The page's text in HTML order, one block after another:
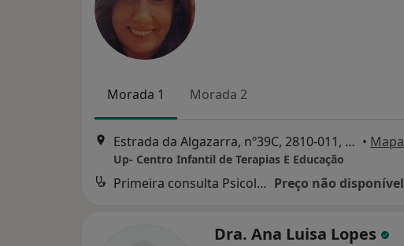
Morada 1 Morada 2
Estrada da Algazarra, nº39C, 2810-011, Almada • Mapa
Up- Centro Infantil de Terapias E Educação
Primeira consulta Psicologia Preço não disponível
Dra. Ana Luisa Lopes